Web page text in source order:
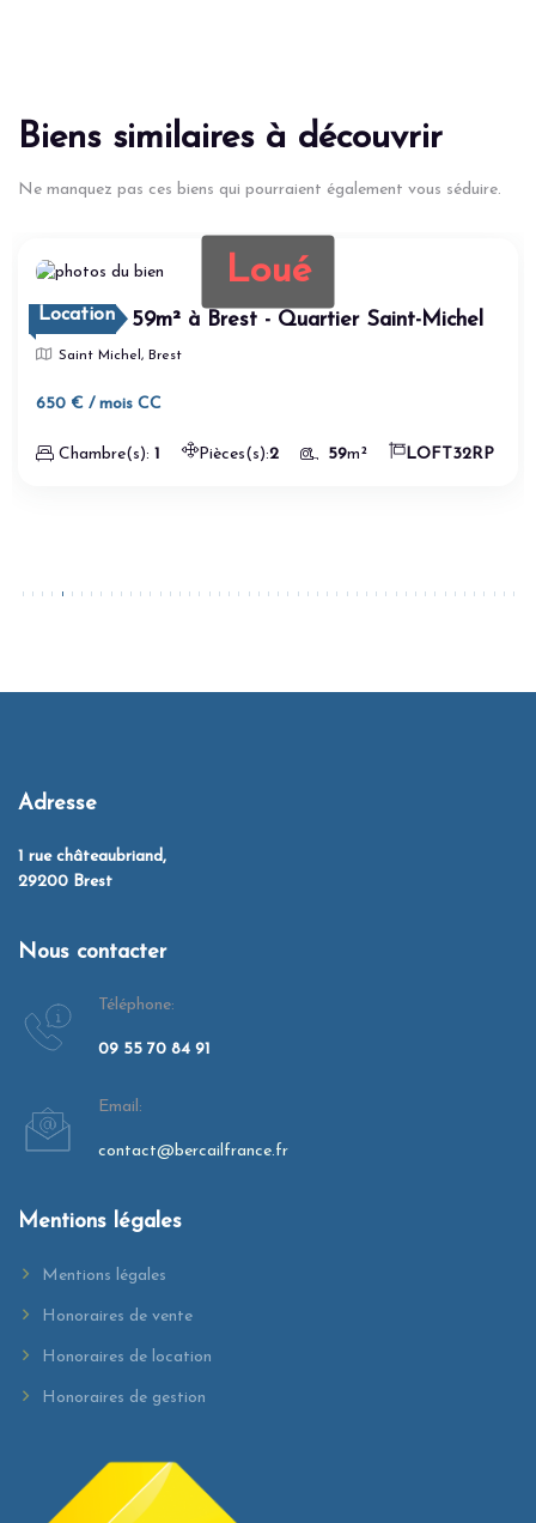
Biens similaires à découvrir
Ne manquez pas ces biens qui pourraient également vous séduire.
Loué
Location
LOFT de 59m² à Brest - Quartier Saint-Michel
Saint Michel, Brest
650 € / mois CC
Chambre(s): 1 Pièces(s):2 59m² LOFT32RP
Adresse
1 rue châteaubriand,
29200 Brest
Nous contacter
Téléphone:
09 55 70 84 91
Email:
contact@bercailfrance.fr
Mentions légales
Mentions légales
Honoraires de vente
Honoraires de location
Honoraires de gestion